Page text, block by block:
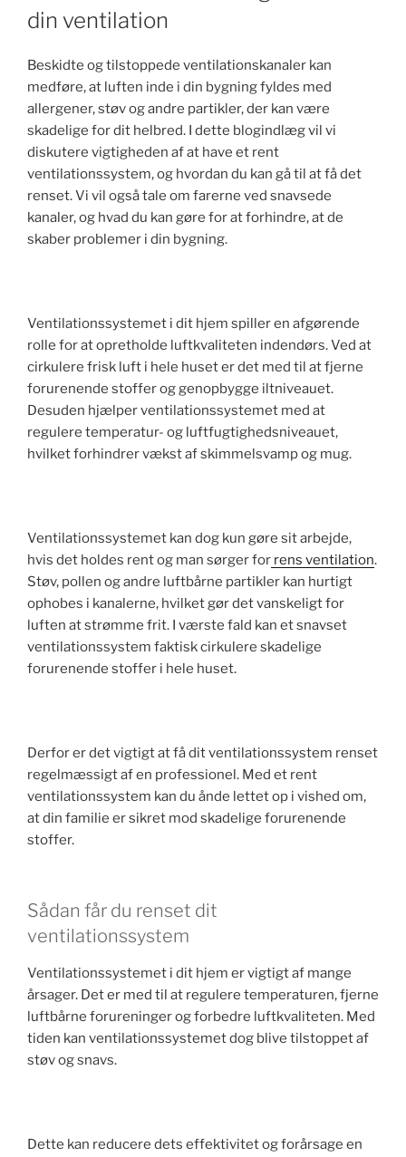
k
din ventilation
Beskidte og tilstoppede ventilationskanaler kan
medføre, at luften inde i din bygning fyldes med
allergener, støv og andre partikler, der kan være
skadelige for dit helbred. I dette blogindlæg vil vi
diskutere vigtigheden af at have et rent
ventilationssystem, og hvordan du kan gå til at få det
renset. Vi vil også tale om farerne ved snavsede
kanaler, og hvad du kan gøre for at forhindre, at de
skaber problemer i din bygning.
Ventilationssystemet i dit hjem spiller en afgørende
rolle for at opretholde luftkvaliteten indendørs. Ved at
cirkulere frisk luft i hele huset er det med til at fjerne
forurenende stoffer og genopbygge iltniveauet.
Desuden hjælper ventilationssystemet med at
regulere temperatur- og luftfugtighedsniveauet,
hvilket forhindrer vækst af skimmelsvamp og mug.
Ventilationssystemet kan dog kun gøre sit arbejde,
hvis det holdes rent og man sørger for rens ventilation.
Støv, pollen og andre luftbårne partikler kan hurtigt
ophobes i kanalerne, hvilket gør det vanskeligt for
luften at strømme frit. I værste fald kan et snavset
ventilationssystem faktisk cirkulere skadelige
forurenende stoffer i hele huset.
Derfor er det vigtigt at få dit ventilationssystem renset
regelmæssigt af en professionel. Med et rent
ventilationssystem kan du ånde lettet op i vished om,
at din familie er sikret mod skadelige forurenende
stoffer.
Sådan får du renset dit
ventilationssystem
Ventilationssystemet i dit hjem er vigtigt af mange
årsager. Det er med til at regulere temperaturen, fjerne
luftbårne forureninger og forbedre luftkvaliteten. Med
tiden kan ventilationssystemet dog blive tilstoppet af
støv og snavs.
Dette kan reducere dets effektivitet og forårsage en